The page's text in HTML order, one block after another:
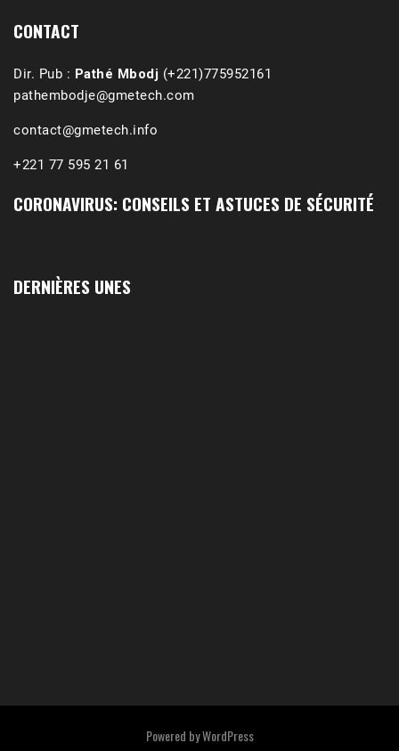
1988-1989 :  La polémique de Guidimakha
CONTACT
Dir. Pub : Pathé Mbodj (+221)775952161
pathembodje@gmetech.com
contact@gmetech.info
+221 77 595 21 61
CORONAVIRUS: CONSEILS ET ASTUCES DE SÉCURITÉ
DERNIÈRES UNES
Powered byWordPress